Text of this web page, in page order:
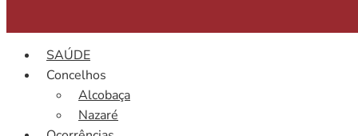
SAÚDE
Concelhos
Alcobaça
Nazaré